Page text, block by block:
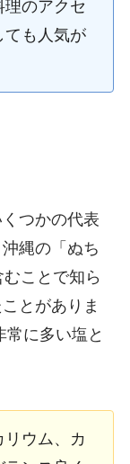
のアクセ
ても人気が
つかの代表
縄の「ぬち
ことで知ら
とがありま
に多い塩と
リウム、カ